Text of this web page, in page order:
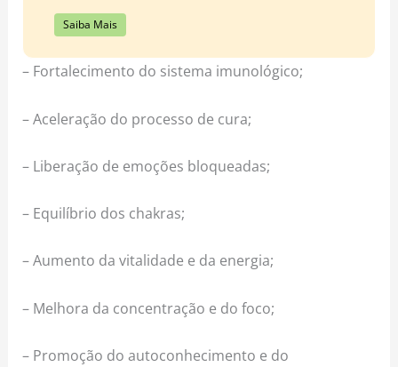
Saiba Mais
– Fortalecimento do sistema imunológico;
– Aceleração do processo de cura;
– Liberação de emoções bloqueadas;
– Equilíbrio dos chakras;
– Aumento da vitalidade e da energia;
– Melhora da concentração e do foco;
– Promoção do autoconhecimento e do